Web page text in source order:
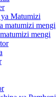
Matumizi
matumizi mengi
mengi